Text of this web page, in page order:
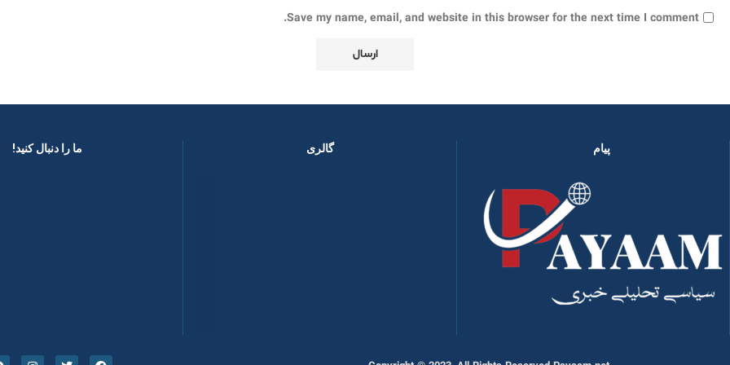
Save my name, email, and website in this browser for the next time I comment.
پیام گالری ما را دنبال کنید! ​